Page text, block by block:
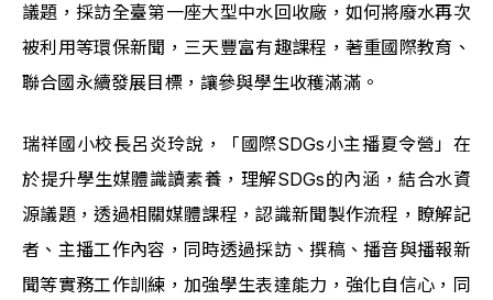
議題，採訪全臺第一座大型中水回收廠，如何將廢水再次
被利用等環保新聞，三天豐富有趣課程，著重國際教育、
聯合國永續發展目標，讓參與學生收穫滿滿。
瑞祥國小校長呂炎玲說，「國際SDGs小主播夏令營」在
於提升學生媒體識讀素養，理解SDGs的內涵，結合水資
源議題，透過相關媒體課程，認識新聞製作流程，瞭解記
者、主播工作內容，同時透過採訪、撰稿、播音與播報新
聞等實務工作訓練，加強學生表達能力，強化自信心，同